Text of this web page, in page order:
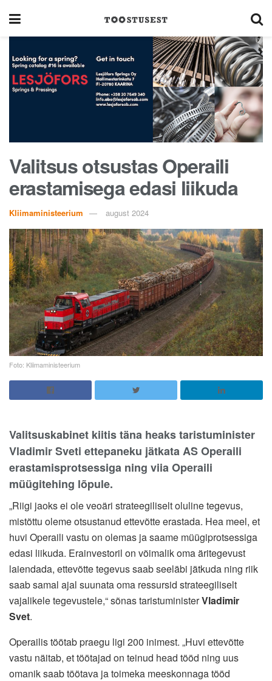
Valitsus otsustas Operaili
erastamisega edasi liikuda
Kliimaministeerium august 2024
Foto: Kliimaministeerium
Valitsuskabinet kiitis täna heaks taristuminister
Vladimir Sveti ettepaneku jätkata AS Operaili
erastamisprotsessiga ning viia Operaili
müügitehing lõpule.
„Riigi jaoks ei ole veoäri strateegiliselt oluline tegevus,
mistõttu oleme otsustanud ettevõtte erastada. Hea meel, et
huvi Operaili vastu on olemas ja saame müügiprotsessiga
edasi liikuda. Erainvestoril on võimalik oma äritegevust
laiendada, ettevõtte tegevus saab seeläbi jätkuda ning riik
saab samal ajal suunata oma ressursid strateegiliselt
vajalikele tegevustele,“ sõnas taristuministerVladimir
Svet.
Operailis töötab praegu ligi 200 inimest. „Huvi ettevõtte
vastu näitab, et töötajad on teinud head tööd ning uus
omanik saab töötava ja toimeka meeskonnaga tööd